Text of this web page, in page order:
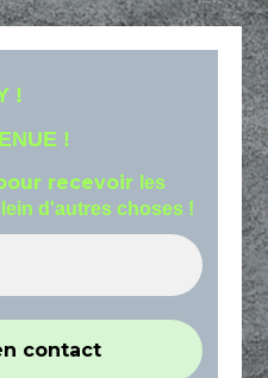
!
!
recevoir les
d'autres choses !